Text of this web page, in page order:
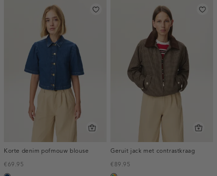
Korte denim pofmouw blouse
€69.95
Geruit jack met contrastkraag
€89.95